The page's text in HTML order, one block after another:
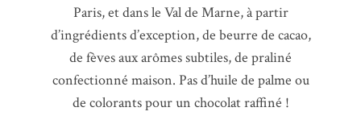
Paris, et dans le Val de Marne, à partir
d’ingrédients d’exception, de beurre de cacao,
de fèves aux arômes subtiles, de praliné
confectionné maison. Pas d’huile de palme ou
de colorants pour un chocolat raffiné !